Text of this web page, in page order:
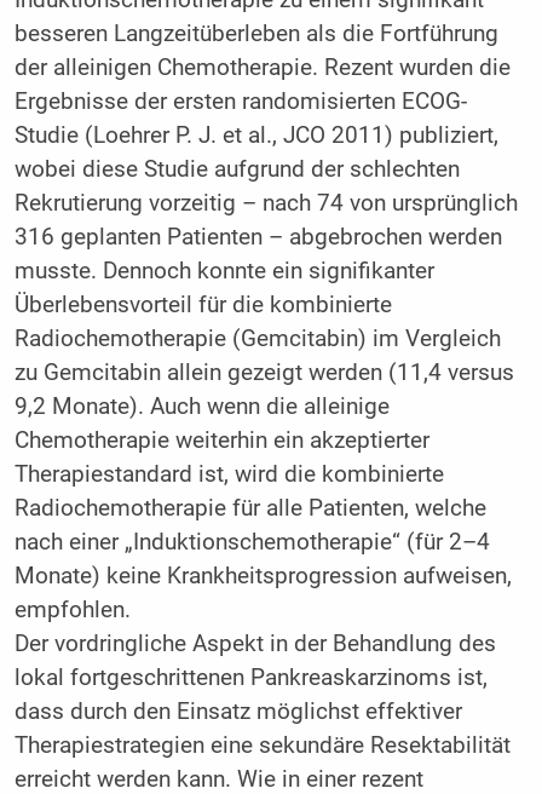
besseren Langzeitüberleben als die Fortführung
der alleinigen Chemotherapie. Rezent wurden die
Ergebnisse der ersten randomisierten ECOG-
Studie (Loehrer P. J. et al., JCO 2011) publiziert,
wobei diese Studie aufgrund der schlechten
Rekrutierung vorzeitig – nach 74 von ursprünglich
316 geplanten Patienten – abgebrochen werden
musste. Dennoch konnte ein signifikanter
Überlebensvorteil für die kombinierte
Radiochemotherapie (Gemcitabin) im Vergleich
zu Gemcitabin allein gezeigt werden (11,4 versus
9,2 Monate). Auch wenn die alleinige
Chemotherapie weiterhin ein akzeptierter
Therapiestandard ist, wird die kombinierte
Radiochemotherapie für alle Patienten, welche
nach einer „Induktionschemotherapie“ (für 2–4
Monate) keine Krankheitsprogression aufweisen,
empfohlen.
Der vordringliche Aspekt in der Behandlung des
lokal fortgeschrittenen Pankreaskarzinoms ist,
dass durch den Einsatz möglichst effektiver
Therapiestrategien eine sekundäre Resektabilität
erreicht werden kann. Wie in einer rezent